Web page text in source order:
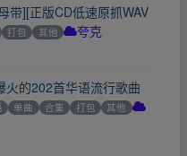
带][正版CD低速原抓WAV
打包 其他 夸克
火的202首华语流行歌曲
单曲 合集 打包 其他